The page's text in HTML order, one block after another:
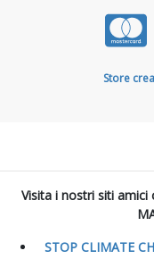
Store
Visita i nostri siti
STOP CLIMATE